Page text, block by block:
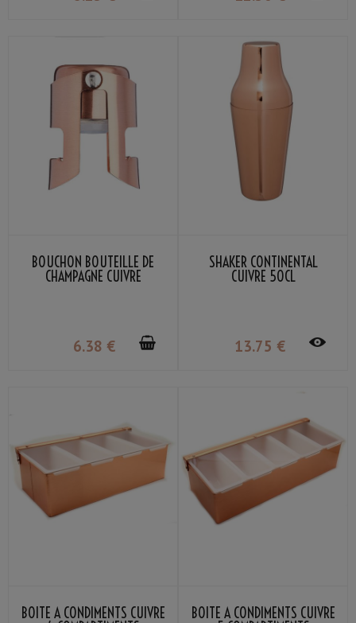
BOUCHON BOUTEILLE DE
CHAMPAGNE CUIVRE
6.38 €
SHAKER CONTINENTAL
CUIVRE 50CL
13.75 €
BOÎTE À CONDIMENTS CUIVRE BOÎTE À CONDIMENTS CUIVRE